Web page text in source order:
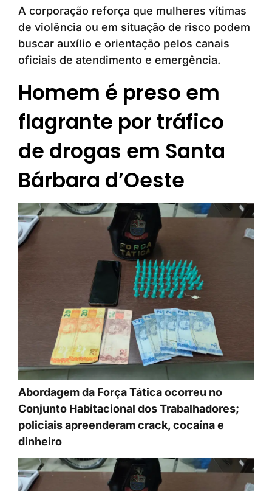
A corporação reforça que mulheres vítimas
de violência ou em situação de risco podem
buscar auxílio e orientação pelos canais
oficiais de atendimento e emergência.
Homem é preso em
flagrante por tráfico
de drogas em Santa
Bárbara d’Oeste
Abordagem da Força Tática ocorreu no
Conjunto Habitacional dos Trabalhadores;
policiais apreenderam crack, cocaína e
dinheiro